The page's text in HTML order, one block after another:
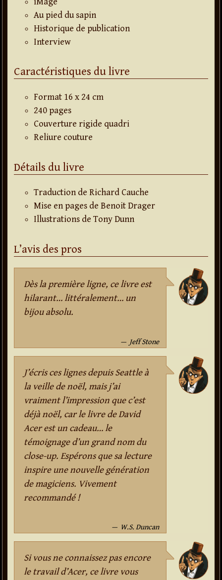
Au pied du sapin
Historique de publication
Interview
Caractéristiques du livre
Format 16 x 24 cm
240 pages
Couverture rigide quadri
Reliure couture
Détails du livre
Traduction de Richard Cauche
Mise en pages de Benoit Drager
Illustrations de Tony Dunn
L’avis des pros
Dès la première ligne, ce livre est
hilarant… littéralement… un
bijou absolu.
Jeff Stone
J’écris ces lignes depuis Seattle à
la veille de noël, mais j’ai
vraiment l’impression que c’est
déjà noël, car le livre de David
Acer est un cadeau… le
témoignage d’un grand nom du
close-up. Espérons que sa lecture
inspire une nouvelle génération
de magiciens. Vivement
recommandé !
W.S. Duncan
Si vous ne connaissez pas encore
le travail d’Acer, ce livre vous